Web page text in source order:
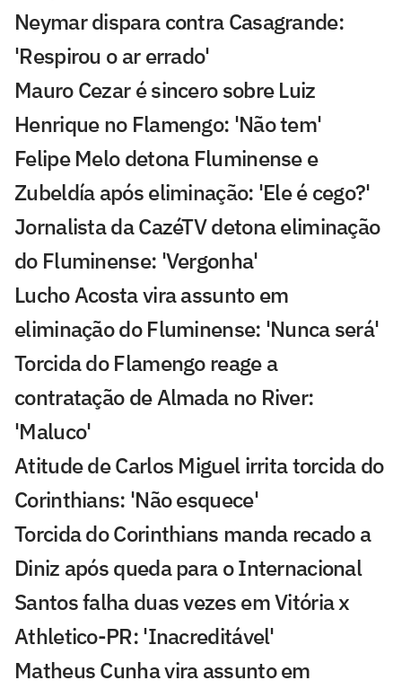
Neymar dispara contra Casagrande:
'Respirou o ar errado'
Mauro Cezar é sincero sobre Luiz
Henrique no Flamengo: 'Não tem'
Felipe Melo detona Fluminense e
Zubeldía após eliminação: 'Ele é cego?'
Jornalista da CazéTV detona eliminação
do Fluminense: 'Vergonha'
Lucho Acosta vira assunto em
eliminação do Fluminense: 'Nunca será'
Torcida do Flamengo reage a
contratação de Almada no River:
'Maluco'
Atitude de Carlos Miguel irrita torcida do
Corinthians: 'Não esquece'
Torcida do Corinthians manda recado a
Diniz após queda para o Internacional
Santos falha duas vezes em Vitória x
Athletico-PR: 'Inacreditável'
Matheus Cunha vira assunto em